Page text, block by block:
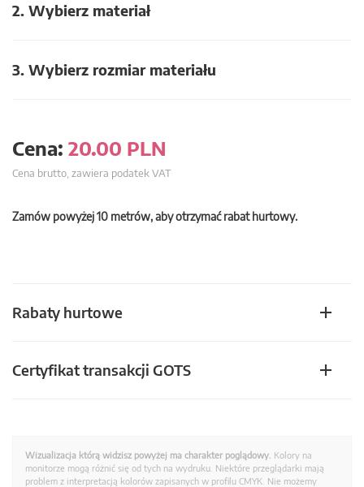
2. Wybierz materiał
3. Wybierz rozmiar materiału
Cena: 20.00 PLN
Cena brutto, zawiera podatek VAT
Zamów powyżej 10 metrów, aby otrzymać rabat hurtowy.
Rabaty hurtowe
Certyfikat transakcji GOTS
Wizualizacja którą widzisz powyżej ma charakter poglądowy. Kolory na
monitorze mogą różnić się od tych na wydruku. Niektóre przeglądarki mają
problem z interpretacją kolorów zapisanych w profilu CMYK. Nie możemy